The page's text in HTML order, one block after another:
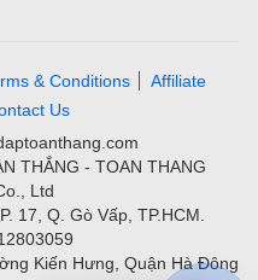
& Conditions
Affiliate
Us
THẮNG - TOAN THANG
Ltd
17, Q. Gò Vấp, TP.HCM.
Kiến Hưng, Quận Hà Đông